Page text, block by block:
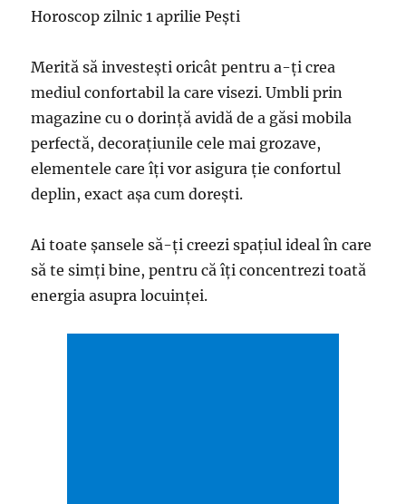
Horoscop zilnic 1 aprilie Pești
Merită să investeşti oricât pentru a-ţi crea
mediul confortabil la care visezi. Umbli prin
magazine cu o dorinţă avidă de a găsi mobila
perfectă, decoraţiunile cele mai grozave,
elementele care îţi vor asigura ţie confortul
deplin, exact aşa cum doreşti.
Ai toate şansele să-ţi creezi spaţiul ideal în care
să te simţi bine, pentru că îţi concentrezi toată
energia asupra locuinţei.